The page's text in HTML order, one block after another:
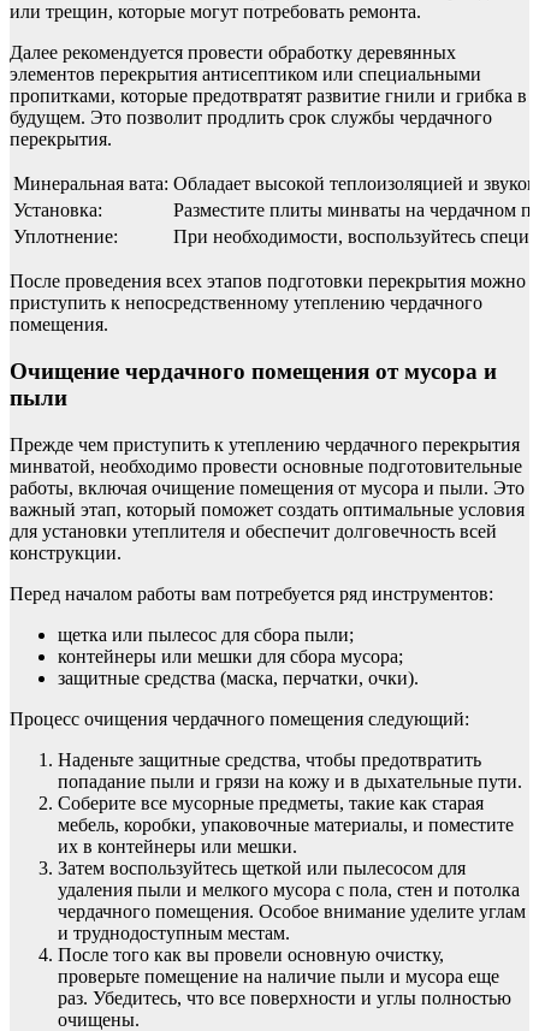
или трещин, которые могут потребовать ремонта.
Далее рекомендуется провести обработку деревянных
элементов перекрытия антисептиком или специальными
пропитками, которые предотвратят развитие гнили и грибка в
будущем. Это позволит продлить срок службы чердачного
перекрытия.
Минеральная вата: Обладает высокой теплоизоляцией и
Установка:
Разместите плиты минваты на чердачном
Уплотнение:
При необходимости, воспользуйтесь
После проведения всех этапов подготовки перекрытия можно
приступить к непосредственному утеплению чердачного
помещения.
Очищение чердачного помещения от мусора и
пыли
Прежде чем приступить к утеплению чердачного перекрытия
минватой, необходимо провести основные подготовительные
работы, включая очищение помещения от мусора и пыли. Это
важный этап, который поможет создать оптимальные условия
для установки утеплителя и обеспечит долговечность всей
конструкции.
Перед началом работы вам потребуется ряд инструментов:
щетка или пылесос для сбора пыли;
контейнеры или мешки для сбора мусора;
защитные средства (маска, перчатки, очки).
Процесс очищения чердачного помещения следующий:
Наденьте защитные средства, чтобы предотвратить
попадание пыли и грязи на кожу и в дыхательные пути.
Соберите все мусорные предметы, такие как старая
мебель, коробки, упаковочные материалы, и поместите
их в контейнеры или мешки.
Затем воспользуйтесь щеткой или пылесосом для
удаления пыли и мелкого мусора с пола, стен и потолка
чердачного помещения. Особое внимание уделите углам
и труднодоступным местам.
После того как вы провели основную очистку,
проверьте помещение на наличие пыли и мусора еще
раз. Убедитесь, что все поверхности и углы полностью
очищены.